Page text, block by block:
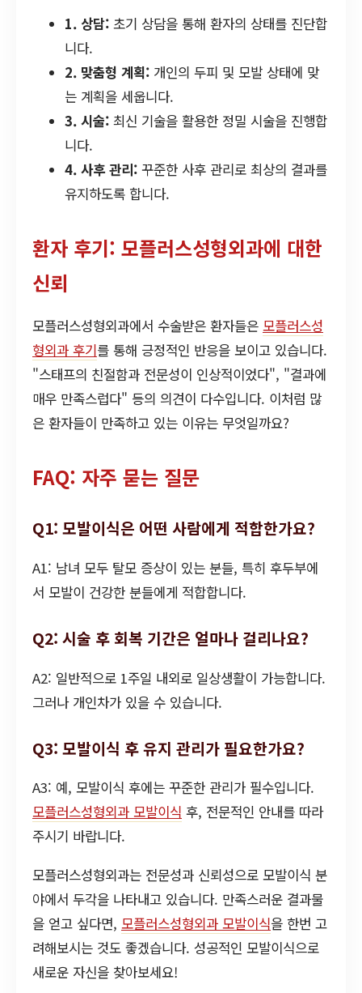
1. 상담: 초기 상담을 통해 환자의 상태를 진단합
니다.
2. 맞춤형 계획: 개인의 두피 및 모발 상태에 맞
는 계획을 세웁니다.
3. 시술: 최신 기술을 활용한 정밀 시술을 진행합
니다.
4. 사후 관리: 꾸준한 사후 관리로 최상의 결과를
유지하도록 합니다.
환자 후기: 모플러스성형외과에 대한
신뢰
모플러스성형외과에서 수술받은 환자들은 모플러스성
형외과 후기를 통해 긍정적인 반응을 보이고 있습니다.
"스태프의 친절함과 전문성이 인상적이었다", "결과에
매우 만족스럽다" 등의 의견이 다수입니다. 이처럼 많
은 환자들이 만족하고 있는 이유는 무엇일까요?
FAQ: 자주 묻는 질문
Q1: 모발이식은 어떤 사람에게 적합한가요?
A1: 남녀 모두 탈모 증상이 있는 분들, 특히 후두부에
서 모발이 건강한 분들에게 적합합니다.
Q2: 시술 후 회복 기간은 얼마나 걸리나요?
A2: 일반적으로 1주일 내외로 일상생활이 가능합니다.
그러나 개인차가 있을 수 있습니다.
Q3: 모발이식 후 유지 관리가 필요한가요?
A3: 예, 모발이식 후에는 꾸준한 관리가 필수입니다.
모플러스성형외과 모발이식 후, 전문적인 안내를 따라
주시기 바랍니다.
모플러스성형외과는 전문성과 신뢰성으로 모발이식 분
야에서 두각을 나타내고 있습니다. 만족스러운 결과물
을 얻고 싶다면, 모플러스성형외과 모발이식을 한번 고
려해보시는 것도 좋겠습니다. 성공적인 모발이식으로
새로운 자신을 찾아보세요!